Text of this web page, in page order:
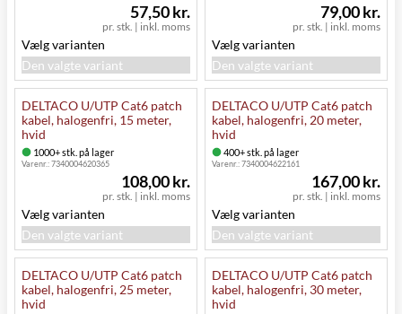
pr. stk. | inkl. moms
57,50 kr.
Vælg varianten
Den valgte variant
pr. stk. | inkl. moms
79,00 kr.
Vælg varianten
Den valgte variant
DELTACO U/UTP Cat6 patch
kabel, halogenfri, 15 meter,
hvid
1000+ stk. på lager
Varenr.:7340004620365
pr. stk. | inkl. moms
108,00 kr.
Vælg varianten
Den valgte variant
DELTACO U/UTP Cat6 patch
kabel, halogenfri, 20 meter,
hvid
400+ stk. på lager
Varenr.:7340004622161
pr. stk. | inkl. moms
167,00 kr.
Vælg varianten
Den valgte variant
DELTACO U/UTP Cat6 patch
kabel, halogenfri, 25 meter,
hvid
DELTACO U/UTP Cat6 patch
kabel, halogenfri, 30 meter,
hvid